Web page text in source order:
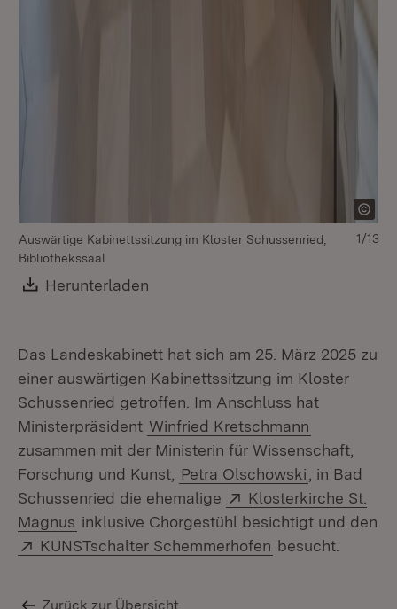
Auswärtige Kabinettssitzung im Kloster Schussenried,
Bibliothekssaal
Download:
Herunterladen
1/13
Das Landeskabinett hat sich am 25. März 2025 zu
einer auswärtigen Kabinettssitzung im Kloster
Schussenried getroffen. Im Anschluss hat
Ministerpräsident Winfried Kretschmann
zusammen mit der Ministerin für Wissenschaft,
Forschung und Kunst, Petra Olschowski
, in Bad
Schussenried die ehemalige
Extern:
Klosterkirche St.
Magnus (Öffnet in neuem Fenster)
inklusive Chorgestühl besichtigt und den
Extern:
KUNSTschalter Schemmerhofen (Öffnet in
besucht.
Zurück zur Übersicht